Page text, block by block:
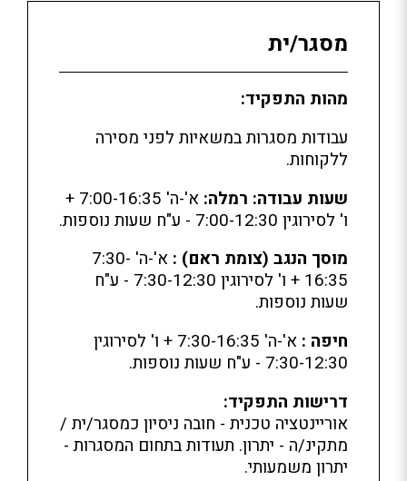
מסגר/ית
מהות התפקיד:
עבודות מסגרות במשאיות לפני מסירה
ללקוחות.
שעות עבודה: רמלה:
א'-ה' 7:00-16:35 +
ו' לסירוגין 7:00-12:30 - ע"ח שעות נוספות.
מוסך הנגב (צומת ראם) :
א'-ה' 7:30-
16:35 + ו' לסירוגין 7:30-12:30 - ע"ח
שעות נוספות.
חיפה :
א'-ה' 7:30-16:35 + ו' לסירוגין
7:30-12:30 - ע"ח שעות נוספות.
דרישות התפקיד:
אוריינטציה טכנית - חובה ניסיון כמסגר/ית /
מתקינ/ה - יתרון. תעודות בתחום המסגרות -
יתרון משמעותי.